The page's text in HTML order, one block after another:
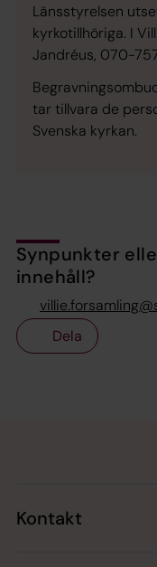
Länsstyrelsen
kyrkotillhöriga. I
Jandréus, 070-
tar tillvara de
Svenska kyrkan.
Synpunkter
innehåll?
Dela
Kontakt